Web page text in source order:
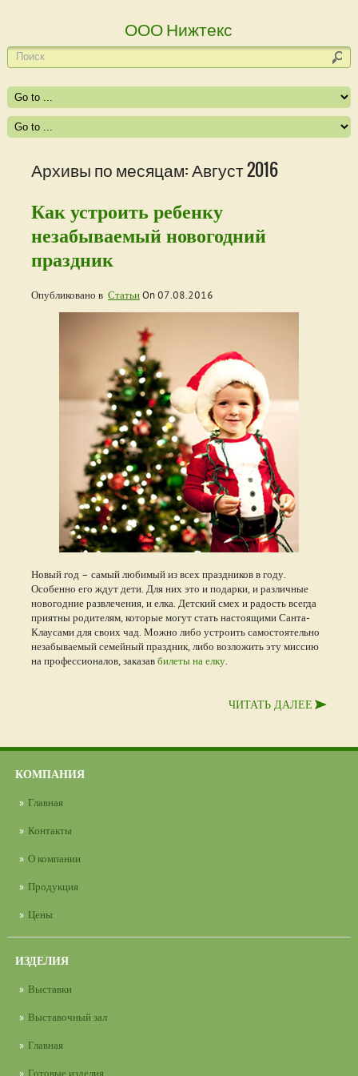
ООО Нижтекс
Архивы по месяцам: Август 2016
Как устроить ребенку
незабываемый новогодний
праздник
Опубликовано в СтатьиOn07.08.2016
Новый год – самый любимый из всех праздников в году.
Особенно его ждут дети. Для них это и подарки, и различные
новогодние развлечения, и елка. Детский смех и радость всегда
приятны родителям, которые могут стать настоящими Санта-
Клаусами для своих чад. Можно либо устроить самостоятельно
незабываемый семейный праздник, либо возложить эту миссию
на профессионалов, заказавбилеты на елку.
ЧИТАТЬ ДАЛЕЕ
КОМПАНИЯ
Главная
Контакты
О компании
Продукция
Цены
ИЗДЕЛИЯ
Выставки
Выставочный зал
Главная
Готовые изделия